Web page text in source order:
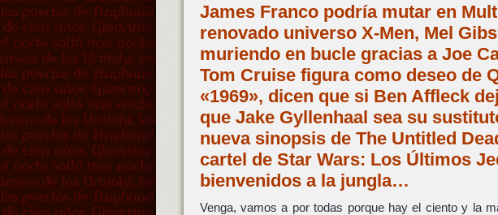
James Franco podría mutar en
renovado universo X-Men, Mel
muriendo en bucle gracias a Joe
Tom Cruise figura como deseo de
«1969», dicen que si Ben Affleck
que Jake Gyllenhaal sea su
nueva sinopsis de The Untitled
cartel de Star Wars: Los Últimos
bienvenidos a la jungla…
Venga, vamos a por todas porque hay el ciento y la